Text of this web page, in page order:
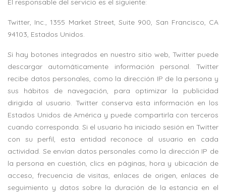
El responsable del servicio es el siguiente:
Twitter, Inc., 1355 Market Street, Suite 900, San Francisco, CA
94103, Estados Unidos.
Si hay botones integrados en nuestro sitio web, Twitter puede
descargar automáticamente información personal. Twitter
recibe datos personales, como la dirección IP de la persona y
sus hábitos de navegación, para optimizar la publicidad
dirigida al usuario. Twitter conserva esta información en los
Estados Unidos de América y puede compartirla con terceros
cuando corresponda. Si el usuario ha iniciado sesión en Twitter
con su perfil, esta entidad reconoce al usuario en cada
actividad. Se envían datos personales como la dirección IP de
la persona en cuestión, clics en páginas, hora y ubicación de
acceso, frecuencia de visitas, enlaces de origen, enlaces de
seguimiento y datos sobre la duración de la estancia en el